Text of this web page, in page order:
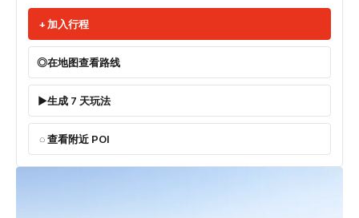
加入行程
在地图查看路线
生成 7 天玩法
查看附近 POI